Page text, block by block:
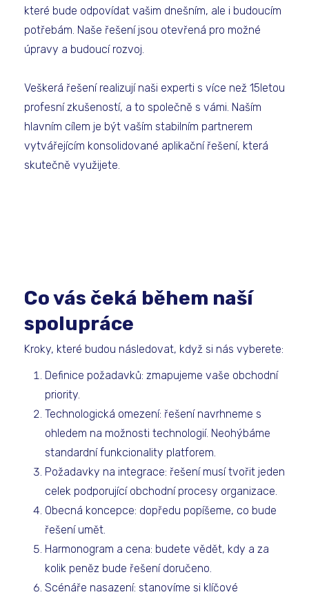
které bude odpovídat vašim dnešním, ale i budoucím
potřebám. Naše řešení jsou otevřená pro možné
úpravy a budoucí rozvoj.
Veškerá řešení realizují naši experti s více než 15letou
profesní zkušeností, a to společně s vámi. Naším
hlavním cílem je být vaším stabilním partnerem
vytvářejícím konsolidované aplikační řešení, která
skutečně využijete.
Co vás čeká během naší
spolupráce
Kroky, které budou následovat, když si nás vyberete:
Definice požadavků: zmapujeme vaše obchodní
priority.
Technologická omezení: řešení navrhneme s
ohledem na možnosti technologií. Neohýbáme
standardní funkcionality platforem.
Požadavky na integrace: řešení musí tvořit jeden
celek podporující obchodní procesy organizace.
Obecná koncepce: dopředu popíšeme, co bude
řešení umět.
Harmonogram a cena: budete vědět, kdy a za
kolik peněz bude řešení doručeno.
Scénáře nasazení: stanovíme si klíčové